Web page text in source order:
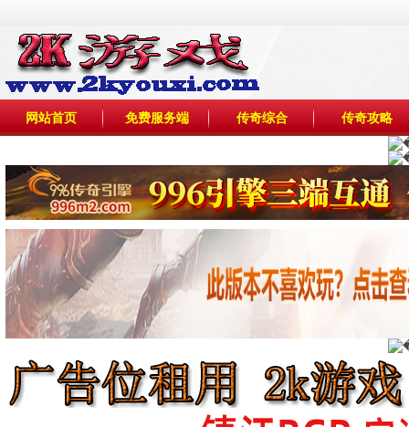
网站首页 免费服务端 传奇综合 传奇攻略